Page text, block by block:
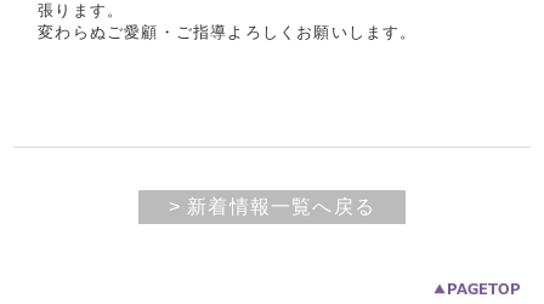
張ります。
変わらぬご愛顧・ご指導よろしくお願いします。
> 新着情報一覧へ戻る